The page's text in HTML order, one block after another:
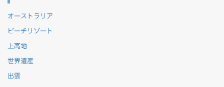
オーストラリア
ビーチリゾート
上高地
世界遺産
出雲